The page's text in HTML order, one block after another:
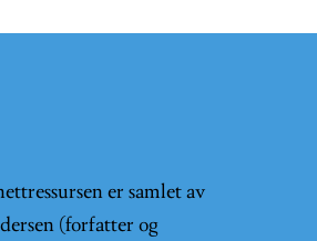
er samlet av
(forfatter og